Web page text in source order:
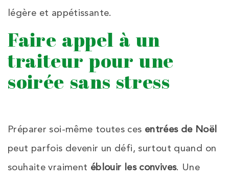
légère et appétissante.
Faire appel à un
traiteur pour une
soirée sans stress
Préparer soi-même toutes ces entrées de Noël
peut parfois devenir un défi, surtout quand on
souhaite vraiment éblouir les convives. Une